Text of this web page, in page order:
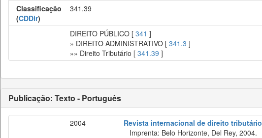
Classificação
(CDDir)
341.39
DIREITO PÚBLICO [ 341 ]
» DIREITO ADMINISTRATIVO [ 341.3 ]
»» Direito Tributário [ 341.39 ]
Publicação: Texto - Português
2004 Revista internacional de direito tributário
Imprenta: Belo Horizonte, Del Rey, 2004.